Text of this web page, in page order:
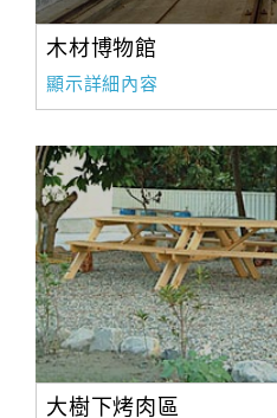
木材博物館
顯示詳細內容
大樹下烤肉區